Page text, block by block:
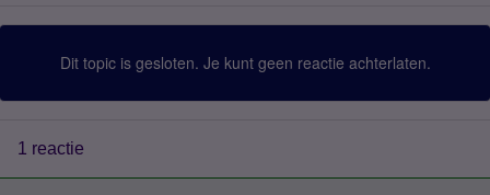
Dit topic is gesloten. Je kunt geen reactie achterlaten.
1 reactie